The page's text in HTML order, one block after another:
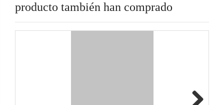
producto también han comprado